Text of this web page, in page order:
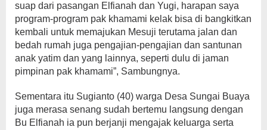
suap dari pasangan Elfianah dan Yugi, harapan saya
program-program pak khamami kelak bisa di bangkitkan
kembali untuk memajukan Mesuji terutama jalan dan
bedah rumah juga pengajian-pengajian dan santunan
anak yatim dan yang lainnya, seperti dulu di jaman
pimpinan pak khamami”, Sambungnya.
Sementara itu Sugianto (40) warga Desa Sungai Buaya
juga merasa senang sudah bertemu langsung dengan
Bu Elfianah ia pun berjanji mengajak keluarga serta